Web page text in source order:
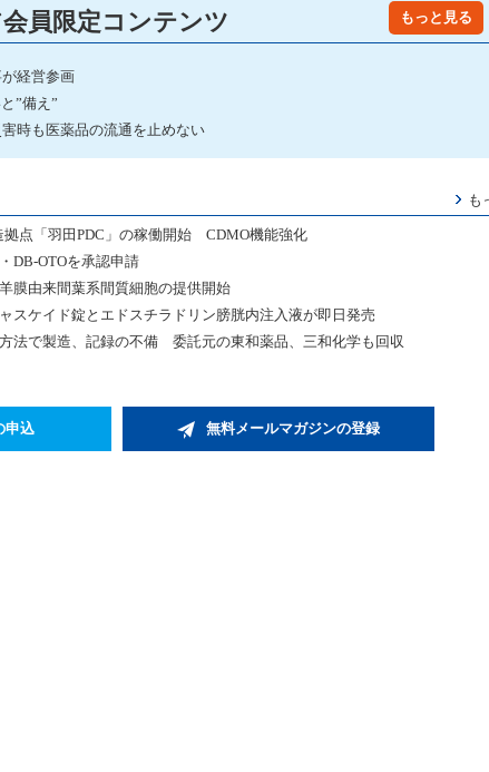
員限定コンテンツ もっと見る
経営参画
”備え”
も医薬品の流通を止めない
も
点「羽田PDC」の稼働開始 CDMO機能強化
DB-OTOを承認申請
膜由来間葉系間質細胞の提供開始
ケイド錠とエドスチラドリン膀胱内注入液が即日発売
法で製造、記録の不備 委託元の東和薬品、三和化学も回収
申込 無料メールマガジンの登録